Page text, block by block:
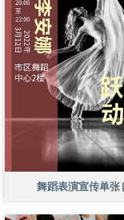
舞蹈表演宣传单张